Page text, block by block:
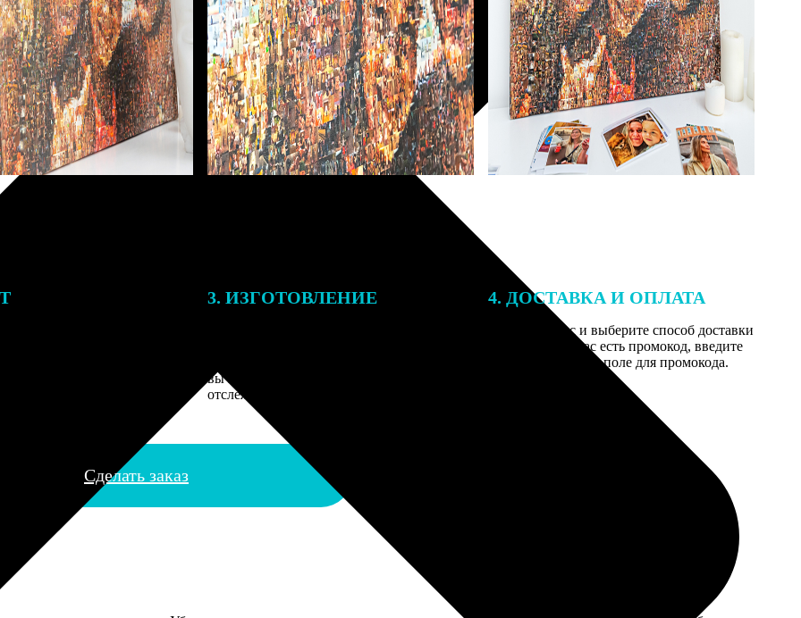
3. ИЗГОТОВЛЕНИЕ
вы получите письмо с трек-номером для
отслеживания.
4. ДОСТАВКА И ОПЛАТА
Введите адрес и выберите способ доставки
заказа. Если у вас есть промокод, введите
его в специальное поле для промокода.
Сделать заказ